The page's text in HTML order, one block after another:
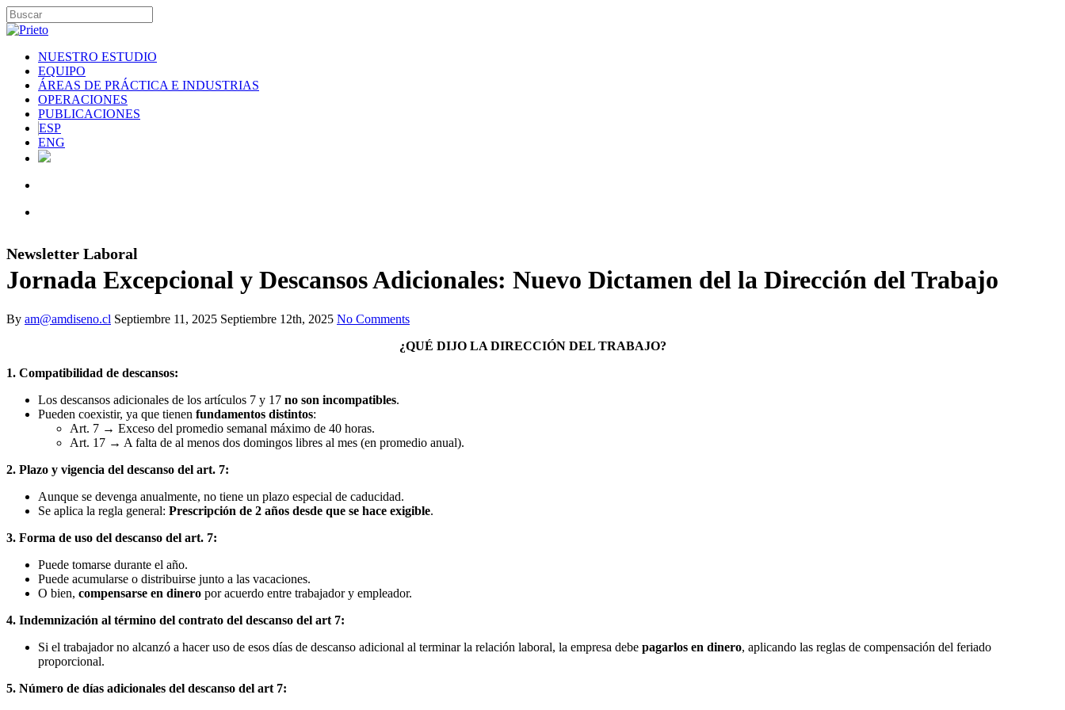
NUESTRO ESTUDIO
EQUIPO
ÁREAS DE PRÁCTICA E INDUSTRIAS
OPERACIONES
PUBLICACIONES
ESP
ENG
Newsletter Laboral
Jornada Excepcional y Descansos Adicionales: Nuevo Dictamen del la Dirección del Trabajo
By am@amdiseno.cl Septiembre 11, 2025 Septiembre 12th, 2025 No Comments
¿QUÉ DIJO LA DIRECCIÓN DEL TRABAJO?
1. Compatibilidad de descansos:
Los descansos adicionales de los artículos 7 y 17 no son incompatibles.
Pueden coexistir, ya que tienen fundamentos distintos:
Art. 7 → Exceso del promedio semanal máximo de 40 horas.
Art. 17 → A falta de al menos dos domingos libres al mes (en promedio anual).
2. Plazo y vigencia del descanso del art. 7:
Aunque se devenga anualmente, no tiene un plazo especial de caducidad.
Se aplica la regla general: Prescripción de 2 años desde que se hace exigible.
3. Forma de uso del descanso del art. 7:
Puede tomarse durante el año.
Puede acumularse o distribuirse junto a las vacaciones.
O bien, compensarse en dinero por acuerdo entre trabajador y empleador.
4. Indemnización al término del contrato del descanso del art 7:
Si el trabajador no alcanzó a hacer uso de esos días de descanso adicional al terminar la relación laboral, la empresa debe pagarlos en dinero, aplicando las reglas de compensación del feriado
proporcional.
5. Número de días adicionales del descanso del art 7: